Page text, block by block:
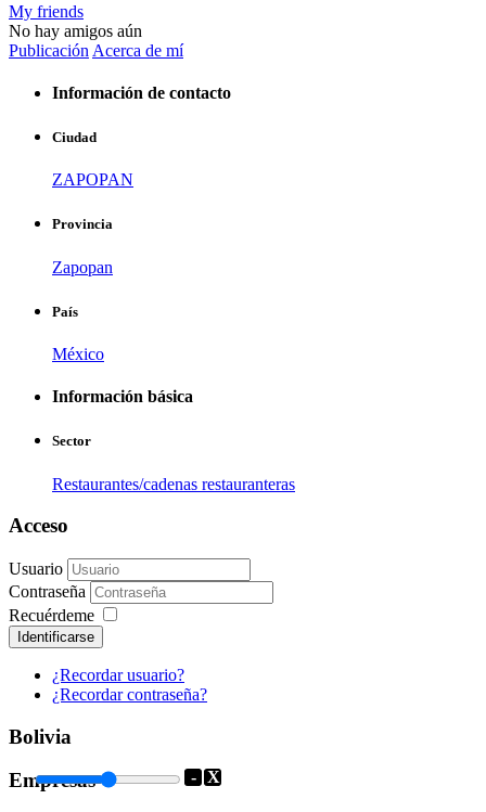
My friends
No hay amigos aún
Publicación Acerca de mí
Información de contacto
Ciudad
ZAPOPAN
Provincia
Zapopan
País
México
Información básica
Sector
Restaurantes/cadenas restauranteras
Acceso
Usuario
Contraseña
Recuérdeme
Identificarse
¿Recordar usuario?
¿Recordar contraseña?
Bolivia
- X
Empresas